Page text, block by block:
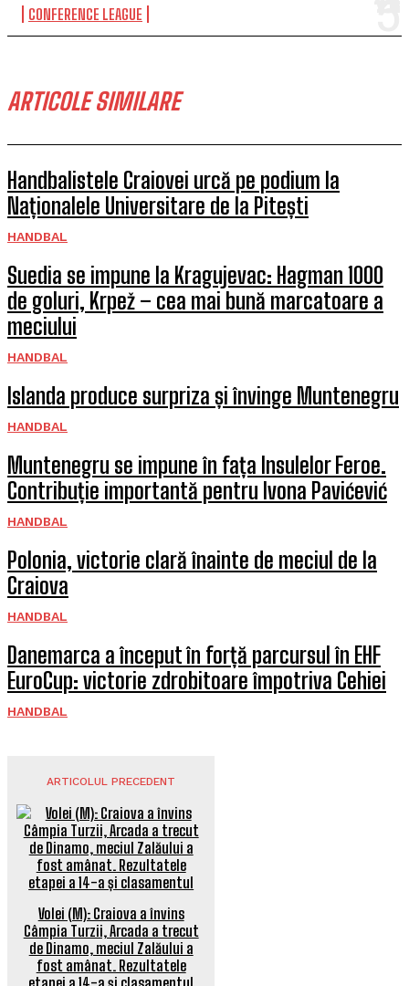
CONFERENCE LEAGUE
ARTICOLE SIMILARE
Handbalistele Craiovei urcă pe podium la
Naționalele Universitare de la Pitești
HANDBAL
Suedia se impune la Kragujevac: Hagman 1000
de goluri, Krpež – cea mai bună marcatoare a
meciului
HANDBAL
Islanda produce surpriza și învinge Muntenegru
HANDBAL
Muntenegru se impune în fața Insulelor Feroe.
Contribuție importantă pentru Ivona Pavićević
HANDBAL
Polonia, victorie clară înainte de meciul de la
Craiova
HANDBAL
Danemarca a început în forță parcursul în EHF
EuroCup: victorie zdrobitoare împotriva Cehiei
HANDBAL
ARTICOLUL PRECEDENT
Volei (M): Craiova a învins
Câmpia Turzii, Arcada a trecut
de Dinamo, meciul Zalăului a
fost amânat. Rezultatele